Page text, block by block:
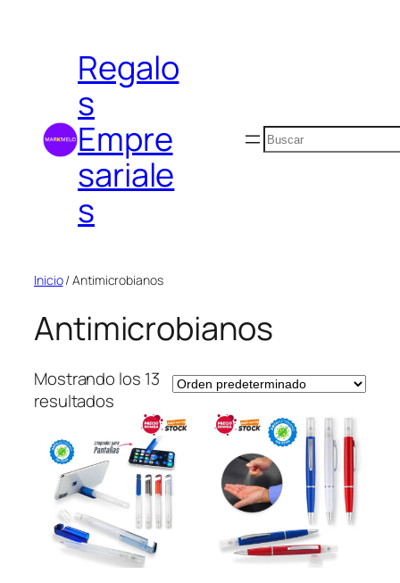
contenidoRegalo
s
Empre
sariale
s
Buscar
Inicio/ Antimicrobianos
Antimicrobianos
Mostrando los 13
resultados